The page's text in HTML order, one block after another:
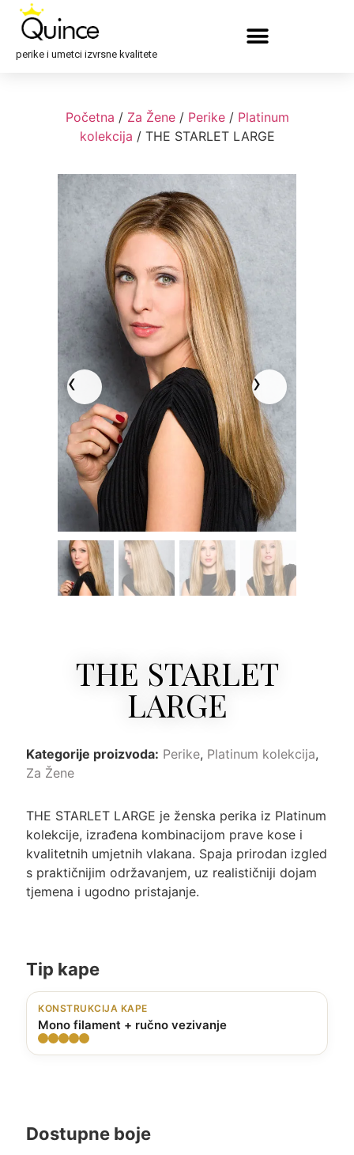
perike i umetci izvrsne kvalitete
Početna / Za Žene/ Perike/ Platinum
kolekcija / THE STARLET LARGE
THE STARLET
LARGE
Kategorije proizvoda: Perike, Platinum kolekcija,
Za Žene
THE STARLET LARGE je ženska perika iz Platinum
kolekcije, izrađena kombinacijom prave kose i
kvalitetnih umjetnih vlakana. Spaja prirodan izgled
s praktičnijim održavanjem, uz realističniji dojam
tjemena i ugodno pristajanje.
Tip kape
KONSTRUKCIJA KAPE
Mono filament + ručno vezivanje
Dostupne boje